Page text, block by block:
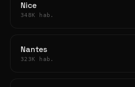
Nice
348K hab.
Nantes
323K hab.